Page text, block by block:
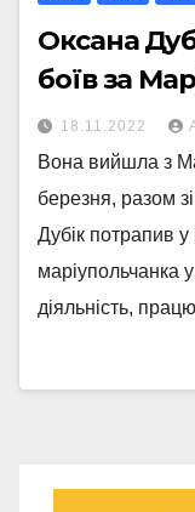
Оксана
боїв за
18.11.2022
Вона вийшла з
березня, разом
Дубік потрапив
маріупольчанка
діяльність,